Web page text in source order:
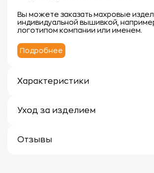
Вы можете заказать махровые
индивидуальной вышивкой,
логотипом компании или именем.
Подробнее
Характеристики
Материал: 100% хлопок
Уход за изделием
чтобы сохранить их мягкость,
Отзывы